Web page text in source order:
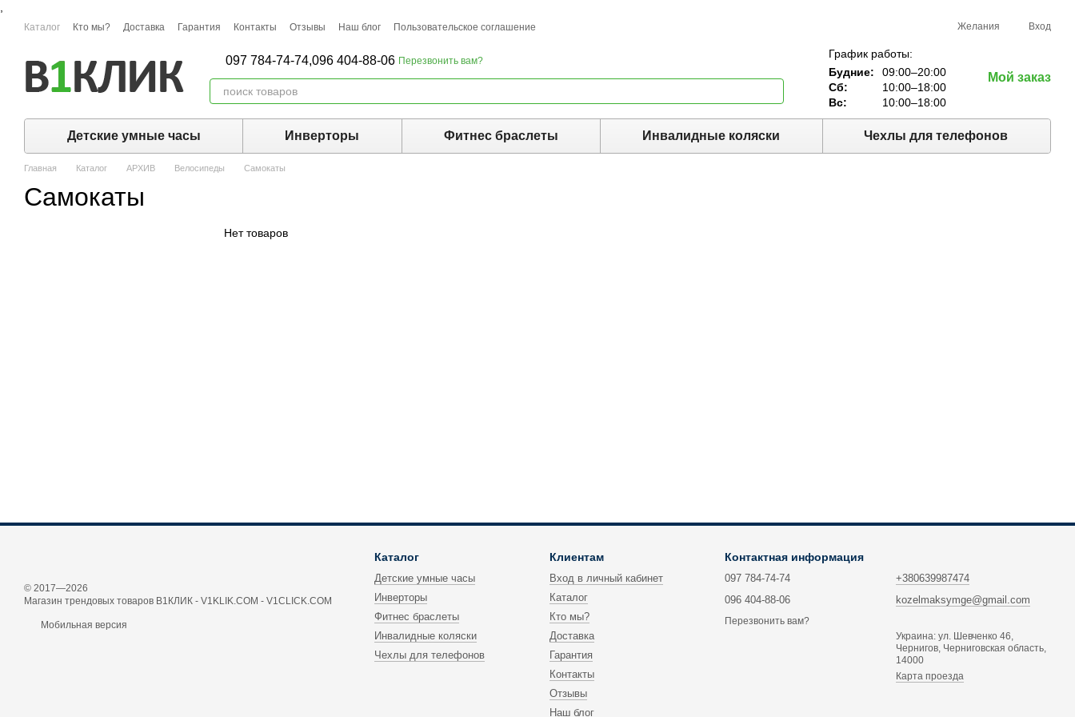
Перейти к основному контенту
Каталог Кто мы? Доставка Гарантия Контакты Отзывы Наш блог Пользовательское соглашение Желания Вход
097 784-74-74,096 404-88-06 Перезвонить вам?
График работы:
Будние:
09:00–20:00
Сб:
10:00–18:00
Вс:
10:00–18:00
Мой заказ
Детские умные часы Инверторы Фитнес браслеты Инвалидные коляски Чехлы для телефонов
Главная Каталог АРХИВ Велосипеды Самокаты
Самокаты
Нет товаров
© 2017—2026
Магазин трендовых товаров В1КЛИК - V1KLIK.COM - V1CLICK.COM
Мобильная версия
Каталог
Детские умные часы
Инверторы
Фитнес браслеты
Инвалидные коляски
Чехлы для телефонов
Клиентам
Вход в личный кабинет
Каталог
Кто мы?
Доставка
Гарантия
Контакты
Отзывы
Наш блог
Контактная информация
097 784-74-74
096 404-88-06
Перезвонить вам?
+380639987474
kozelmaksymge@gmail.com
Украина: ул. Шевченко 46,
Чернигов, Черниговская область,
14000
Карта проезда